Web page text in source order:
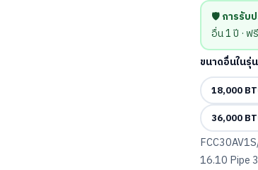
🛡️การรับ
อื่น 1 ปี · ฟ
ขนาดอื่นในรุ่
18,000
36,000
16.10 Pipe